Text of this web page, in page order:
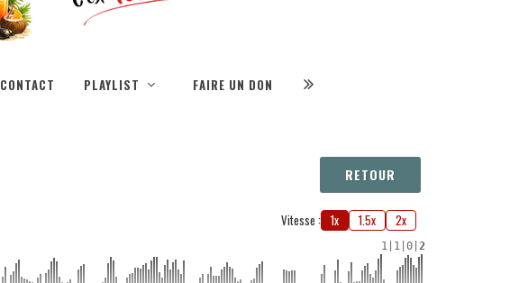
CONTACT PLAYLIST FAIRE UN DON
RETOUR
Vitesse : 1x 1.5x 2x
1 1 0 2